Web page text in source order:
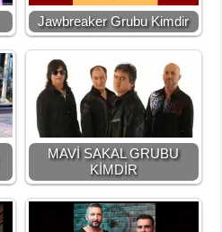
Jawbreaker Grubu Kimdir
MAVİ SAKAL GRUBU
KİMDİR